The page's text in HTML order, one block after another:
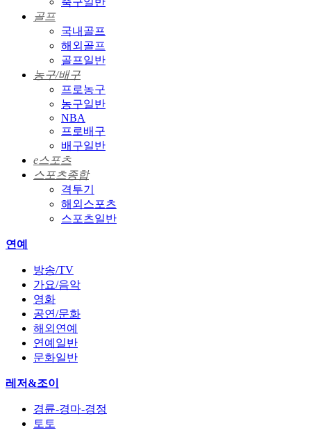
골프
국내골프
해외골프
골프일반
농구/배구
프로농구
농구일반
NBA
프로배구
배구일반
e스포츠
스포츠종합
격투기
해외스포츠
스포츠일반
연예
방송/TV
가요/음악
영화
공연/문화
해외연예
연예일반
문화일반
레저&조이
경륜-경마-경정
토토